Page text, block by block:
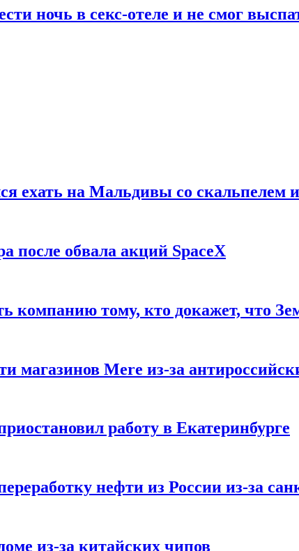
ночь в секс-отеле и не смог
ехать на Мальдивы со скальпелем
после обвала акций SpaceX
компанию тому, кто докажет, что
Mere из-за
работу в Екатеринбурге
нефти из России из-за
из-за китайских чипов